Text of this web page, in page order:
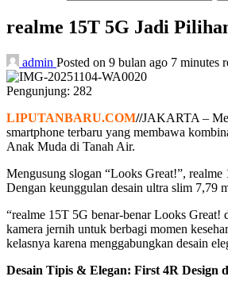
realme 15T 5G Jadi
admin Posted on 9 bulan ago 7 minutes
Pengunjung: 282
LIPUTANBARU.COM//JAKARTA –
smartphone terbaru yang membawa
Anak Muda di Tanah Air.
Mengusung slogan “Looks Great!”, realme
Dengan keunggulan desain ultra slim 7,79
“realme 15T 5G benar-benar Looks Great!
kamera jernih untuk berbagi momen
kelasnya karena menggabungkan desain
Desain Tipis & Elegan: First 4R Design